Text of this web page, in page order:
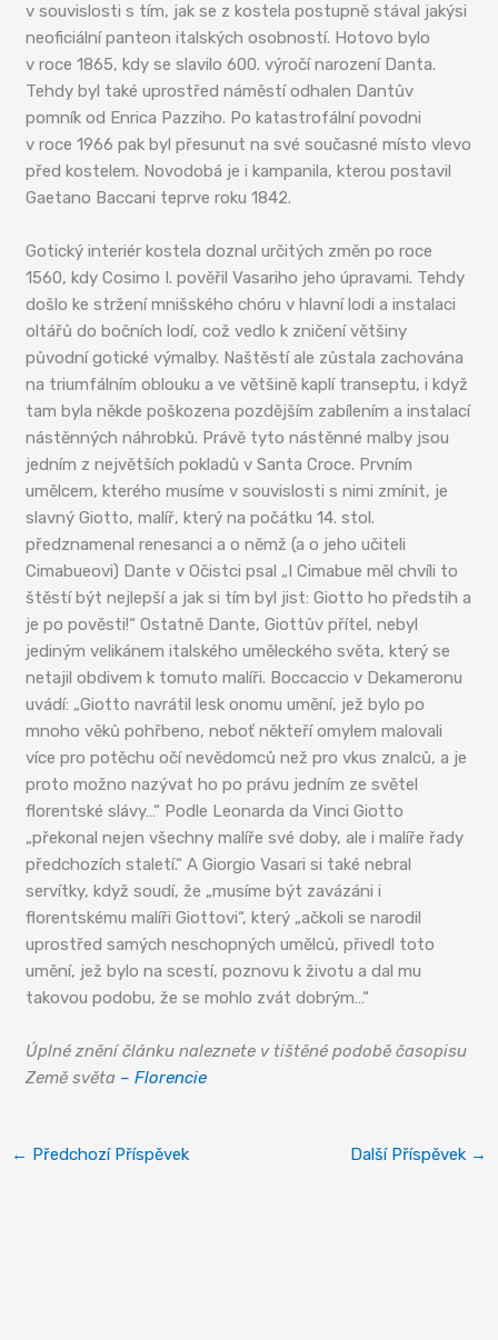
v souvislosti s tím, jak se z kostela postupně stával jakýsi
neoficiální panteon italských osobností. Hotovo bylo
v roce 1865, kdy se slavilo 600. výročí narození Danta.
Tehdy byl také uprostřed náměstí odhalen Dantův
pomník od Enrica Pazziho. Po katastrofální povodni
v roce 1966 pak byl přesunut na své současné místo vlevo
před kostelem. Novodobá je i kampanila, kterou postavil
Gaetano Baccani teprve roku 1842.
Gotický interiér kostela doznal určitých změn po roce
1560, kdy Cosimo I. pověřil Vasariho jeho úpravami. Tehdy
došlo ke stržení mnišského chóru v hlavní lodi a instalaci
oltářů do bočních lodí, což vedlo k zničení většiny
původní gotické výmalby. Naštěstí ale zůstala zachována
na triumfálním oblouku a ve většině kaplí transeptu, i když
tam byla někde poškozena pozdějším zabílením a instalací
nástěnných náhrobků. Právě tyto nástěnné malby jsou
jedním z největších pokladů v Santa Croce. Prvním
umělcem, kterého musíme v souvislosti s nimi zmínit, je
slavný Giotto, malíř, který na počátku 14. stol.
předznamenal renesanci a o němž (a o jeho učiteli
Cimabueovi) Dante v Očistci psal „I Cimabue měl chvíli to
štěstí být nejlepší a jak si tím byl jist: Giotto ho předstih a
je po pověsti!“ Ostatně Dante, Giottův přítel, nebyl
jediným velikánem italského uměleckého světa, který se
netajil obdivem k tomuto malíři. Boccaccio v Dekameronu
uvádí: „Giotto navrátil lesk onomu umění, jež bylo po
mnoho věků pohřbeno, neboť někteří omylem malovali
více pro potěchu očí nevědomců než pro vkus znalců, a je
proto možno nazývat ho po právu jedním ze světel
florentské slávy…“ Podle Leonarda da Vinci Giotto
„překonal nejen všechny malíře své doby, ale i malíře řady
předchozích staletí.“ A Giorgio Vasari si také nebral
servítky, když soudí, že „musíme být zavázáni i
florentskému malíři Giottovi“, který „ačkoli se narodil
uprostřed samých neschopných umělců, přivedl toto
umění, jež bylo na scestí, poznovu k životu a dal mu
takovou podobu, že se mohlo zvát dobrým…“
Úplné znění článku naleznete v tištěné podobě časopisu
Země světa – Florencie
← Předchozí Příspěvek Další Příspěvek →